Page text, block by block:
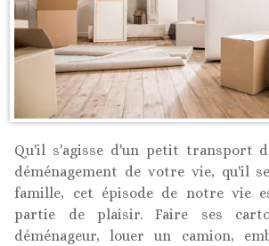
Qu'il s'agisse d'un petit transport
déménagement de votre vie, qu'il
famille, cet épisode de notre vie
partie de plaisir. Faire ses
déménageur, louer un camion,